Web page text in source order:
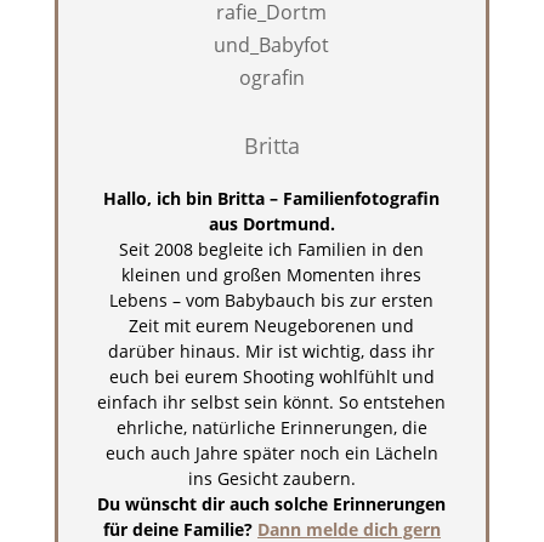
Britta
Hallo, ich bin Britta – Familienfotografin
aus Dortmund.
Seit 2008 begleite ich Familien in den
kleinen und großen Momenten ihres
Lebens – vom Babybauch bis zur ersten
Zeit mit eurem Neugeborenen und
darüber hinaus. Mir ist wichtig, dass ihr
euch bei eurem Shooting wohlfühlt und
einfach ihr selbst sein könnt. So entstehen
ehrliche, natürliche Erinnerungen, die
euch auch Jahre später noch ein Lächeln
ins Gesicht zaubern.
Du wünscht dir auch solche Erinnerungen
für deine Familie? Dann melde dich gern